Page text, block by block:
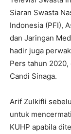
Siaran Swasta
Indonesia (PFI),
dan Jaringan
hadir juga
Pers tahun 2020,
Candi Sinaga.
Arif Zulkifli
untuk
KUHP apabila